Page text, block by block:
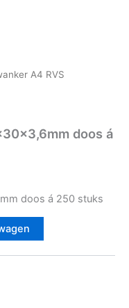
A4 RVS
doos á
doos á 250 stuks